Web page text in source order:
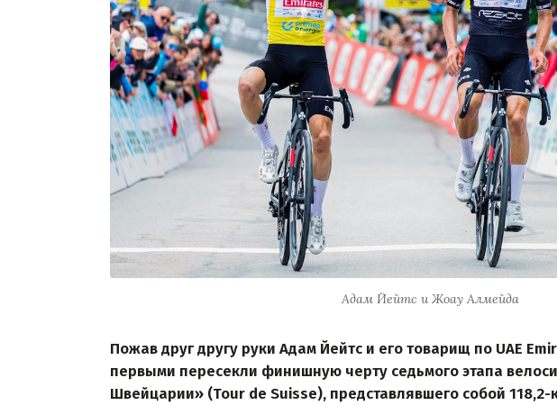
Адам Йейтс и Жоау Алмейда
Пожав друг другу руки Адам Йейтс и его товарищ по UAE
первыми пересекли финишную черту седьмого этапа
Швейцарии» (Tour de Suisse), представлявшего собой